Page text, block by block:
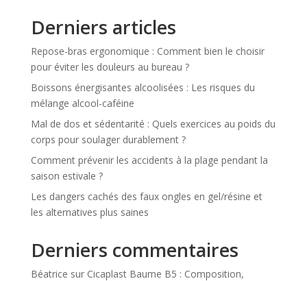
Derniers articles
Repose-bras ergonomique : Comment bien le choisir
pour éviter les douleurs au bureau ?
Boissons énergisantes alcoolisées : Les risques du
mélange alcool-caféine
Mal de dos et sédentarité : Quels exercices au poids du
corps pour soulager durablement ?
Comment prévenir les accidents à la plage pendant la
saison estivale ?
Les dangers cachés des faux ongles en gel/résine et
les alternatives plus saines
Derniers commentaires
Béatrice sur Cicaplast Baume B5 : Composition,